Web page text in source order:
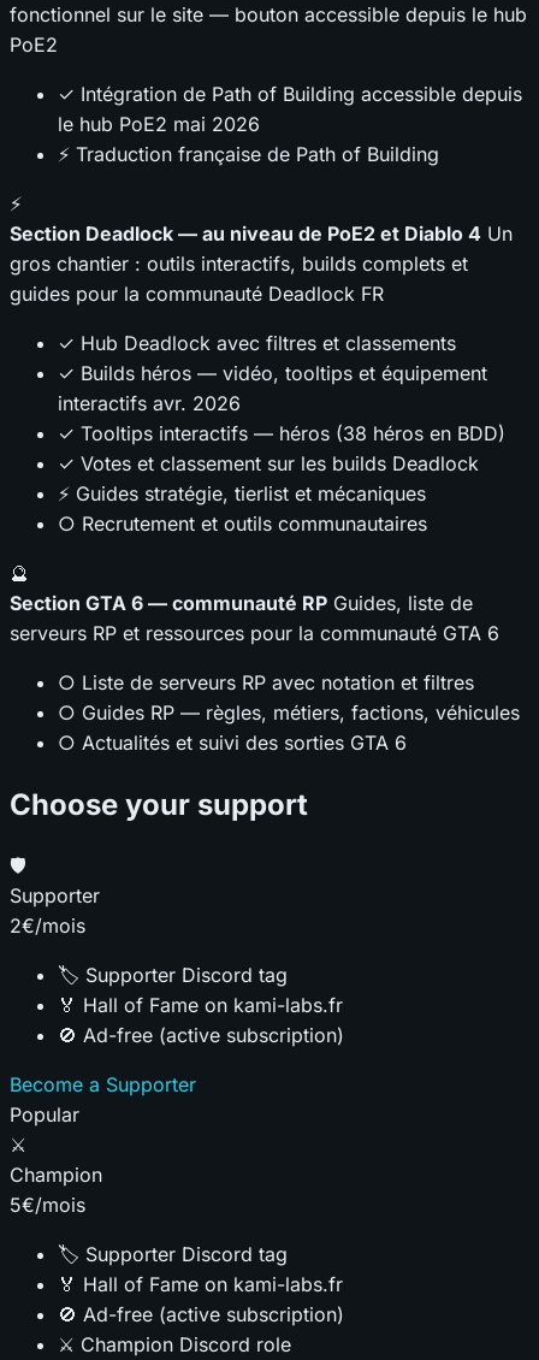
fonctionnel sur le site — bouton accessible depuis le hub
PoE2
✓ Intégration de Path of Building accessible depuis
le hub PoE2 mai 2026
⚡ Traduction française de Path of Building
⚡
Section Deadlock — au niveau de PoE2 et Diablo 4 Un
gros chantier : outils interactifs, builds complets et
guides pour la communauté Deadlock FR
✓ Hub Deadlock avec filtres et classements
✓ Builds héros — vidéo, tooltips et équipement
interactifs avr. 2026
✓ Tooltips interactifs — héros (38 héros en BDD)
✓ Votes et classement sur les builds Deadlock
⚡ Guides stratégie, tierlist et mécaniques
○ Recrutement et outils communautaires
🔮
Section GTA 6 — communauté RP Guides, liste de
serveurs RP et ressources pour la communauté GTA 6
○ Liste de serveurs RP avec notation et filtres
○ Guides RP — règles, métiers, factions, véhicules
○ Actualités et suivi des sorties GTA 6
Choose your support
🛡️
Supporter
2€/mois
🏷️ Supporter Discord tag
🏅 Hall of Fame on kami-labs.fr
🚫 Ad-free (active subscription)
Become a Supporter
Popular
⚔️
Champion
5€/mois
🏷️ Supporter Discord tag
🏅 Hall of Fame on kami-labs.fr
🚫 Ad-free (active subscription)
⚔️ Champion Discord role